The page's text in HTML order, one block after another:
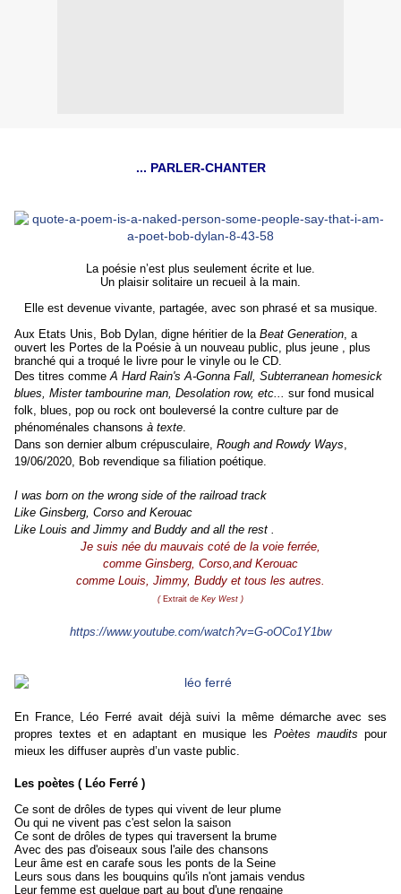
... PARLER-CHANTER
La poésie n’est plus seulement écrite et lue.
Un plaisir solitaire un recueil à la main.
Elle est devenue vivante, partagée, avec son phrasé et sa musique.
Aux Etats Unis, Bob Dylan, digne héritier de laBeat Generation, a
ouvert les Portes de la Poésie à un nouveau public, plus jeune , plus
branché qui a troqué le livre pour le vinyle ou le CD.
Des titres commeA Hard Rain's A-Gonna Fall, Subterranean homesick
blues, Mister tambourine man, Desolation row, etc... sur fond musical
folk, blues, pop ou rock ont bouleversé la contre culture par de
phénoménales chansons à texte.
Dans son dernier album crépusculaire, Rough and Rowdy Ways,
19/06/2020, Bob revendique sa filiation poétique.
‪I was born on the wrong side of the railroad track
Like Ginsberg, Corso and Kerouac
‪Like Louis and Jimmy and Buddy and all the rest ‬.
Je suis née du mauvais coté de la voie ferrée,
comme Ginsberg, Corso,and Kerouac
comme Louis, Jimmy, Buddy et tous les autres.
( Extrait de Key West )
https://www.youtube.com/watch?v=G-oOCo1Y1bw
En France, Léo Ferré avait déjà suivi la même démarche avec ses
propres textes et en adaptant en musique les Poètes maudits pour
mieux les diffuser auprès d’un vaste public.
Les poètes ( Léo Ferré )
Ce sont de drôles de types qui vivent de leur plume
Ou qui ne vivent pas c'est selon la saison
Ce sont de drôles de types qui traversent la brume
Avec des pas d'oiseaux sous l'aile des chansons
Leur âme est en carafe sous les ponts de la Seine
Leurs sous dans les bouquins qu'ils n'ont jamais vendus
Leur femme est quelque part au bout d'une rengaine